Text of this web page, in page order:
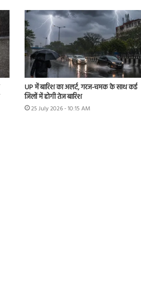
UP में बारिश का अलर्ट, गरज-चमक के साथ कई
जिलों में होगी तेज बारिश
25 July 2026 - 10:15 AM